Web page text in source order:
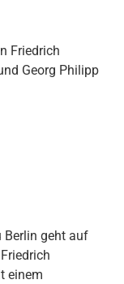
Friedrich
Georg Philipp
Berlin geht auf
einem